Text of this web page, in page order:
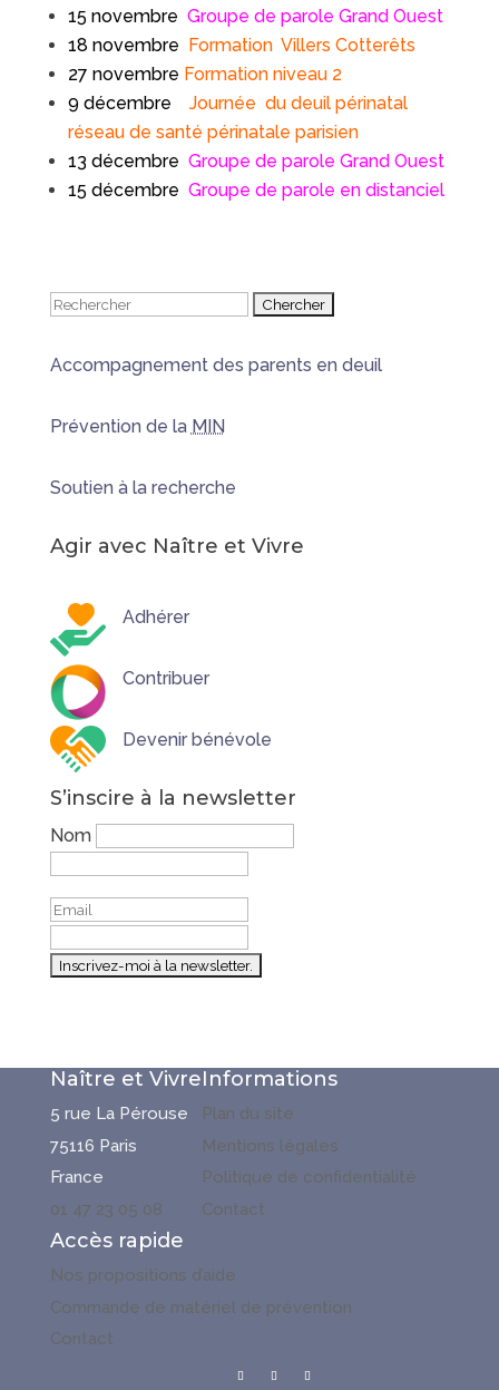
15 novembre Groupe de parole Grand Ouest
18 novembre
Formation Villers Cotterêts
27 novembre Formation niveau 2
9 décembre Journée du deuil périnatal
réseau de santé périnatale parisien
13 décembre Groupe de parole Grand Ouest
15 décembre Groupe de parole en distanciel
Rechercher:
Accompagnement des parents en deuil
Prévention de la MIN
Soutien à la recherche
Agir avec Naître et Vivre
Adhérer
Contribuer
Devenir bénévole
S’inscire à la newsletter
Nom
Naître et Vivre
5 rue La Pérouse
75116 Paris
France
01 47 23 05 08
Informations
Plan du site
Mentions légales
Politique de confidentialité
Contact
Accès rapide
Nos propositions d’aide
Commande de matériel de prévention
Contact